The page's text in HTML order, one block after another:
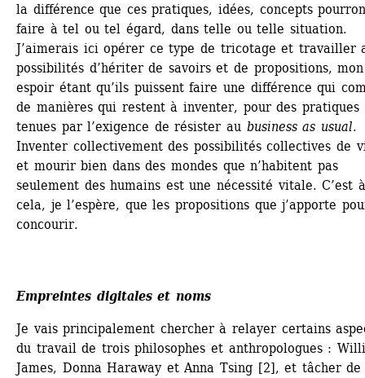
la différence que ces pratiques, idées, concepts
faire à tel ou tel égard, dans telle ou telle situation.
J’aimerais ici opérer ce type de tricotage et travailler
possibilités d’hériter de savoirs et de propositions, mon
espoir étant qu’ils puissent faire une différence qui
de manières qui restent à inventer, pour des pratiques
tenues par l’exigence de résister au business as usual.
Inventer collectivement des possibilités collectives de
et mourir bien dans des mondes que n’habitent pas
seulement des humains est une nécessité vitale. C’est à
cela, je l’espère, que les propositions que j’apporte
concourir.
Empreintes digitales et noms
Je vais principalement chercher à relayer certains
du travail de trois philosophes et anthropologues :
James, Donna Haraway et Anna Tsing [2], et tâcher de